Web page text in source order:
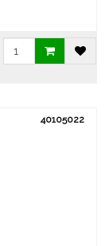
40105022